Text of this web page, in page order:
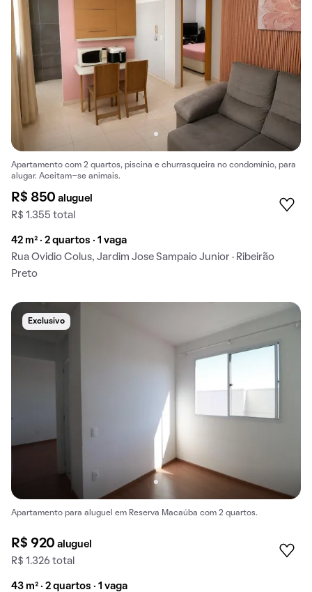
Apartamento com 2 quartos, piscina e churrasqueira no condomínio, para
alugar. Aceitam-se animais.
R$ 850aluguel
R$ 1.355 total
42 m² · 2 quartos · 1 vaga
Rua Ovidio Colus, Jardim Jose Sampaio Junior · Ribeirão
Preto
Exclusivo
Apartamento para aluguel em Reserva Macaúba com 2 quartos.
R$ 920aluguel
R$ 1.326 total
43 m² · 2 quartos · 1 vaga